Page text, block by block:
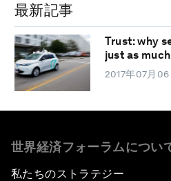
最新記事
Trust: why
just as
2017年07月06
世界経済フォーラムについ
私たちのストラテジー